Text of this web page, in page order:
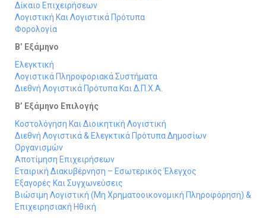
Δίκαιο Επιχειρήσεων
Λογιστική Και Λογιστικά Πρότυπα
Φορολογία
Β’ Εξάμηνο
Ελεγκτική
Λογιστικά Πληροφοριακά Συστήματα
Διεθνή Λογιστικά Πρότυπα Και Δ.Π.Χ.Α.
Β’ Εξάμηνο Επιλογής
Κοστολόγηση Και Διοικητική Λογιστική
Διεθνή Λογιστικά & Ελεγκτικά Πρότυπα Δημοσίων
Οργανισμών
Αποτίμηση Επιχειρήσεων
Εταιρική Διακυβέρνηση – Εσωτερικός Έλεγχος
Εξαγορές Και Συγχωνεύσεις
Βιώσιμη Λογιστική (Μη Χρηματοοικονομική Πληροφόρηση) &
Επιχειρησιακή Ηθική